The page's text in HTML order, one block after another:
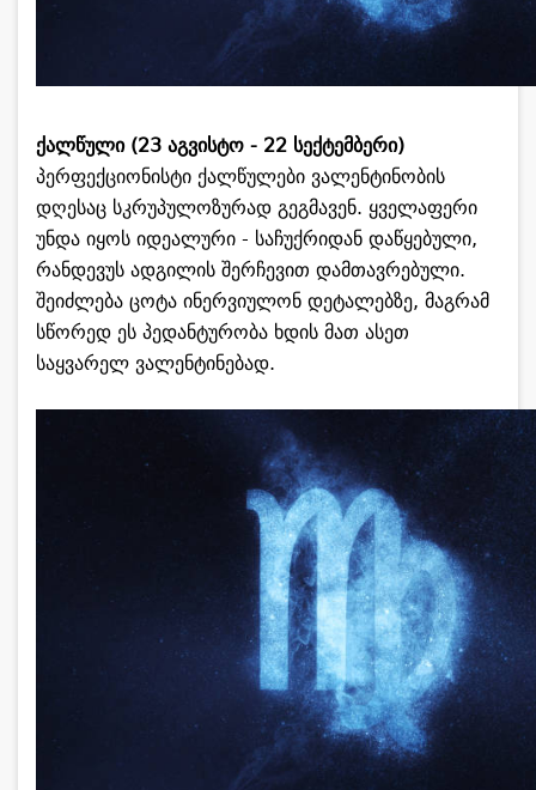
ქალწული (23 აგვისტო - 22 სექტემბერი)
პერფექციონისტი ქალწულები ვალენტინობის
დღესაც სკრუპულოზურად გეგმავენ. ყველაფერი
უნდა იყოს იდეალური - საჩუქრიდან დაწყებული,
რანდევუს ადგილის შერჩევით დამთავრებული.
შეიძლება ცოტა ინერვიულონ დეტალებზე, მაგრამ
სწორედ ეს პედანტურობა ხდის მათ ასეთ
საყვარელ ვალენტინებად.